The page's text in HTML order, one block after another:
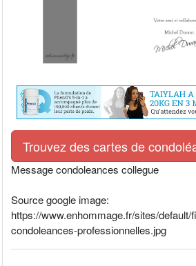
Trouvez des cartes de
Message condoleances collegue
Source google image:
https://www.enhommage.fr/sites/default/
condoleances-professionnelles.jpg